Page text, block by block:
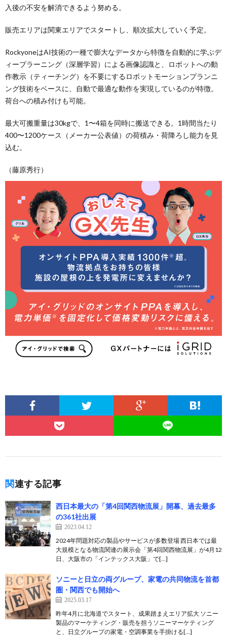
入後の不安を解消できるよう努める。
販売エリアは関東エリアでスタートし、順次拡大していく予定。
RockyoneはAI技術の一種で膨大なデータから特徴を自動的に学ぶデ
ィープラーニング（深層学習）による画像認識と、ロボットへの動
作教示（ティーチング）を不要にするロボットモーションプランニ
ング技術をベースに、自動で最適な動作を実現しているのが特徴。
荷台への積み付けも可能。
最大可搬重量は30kgで、1〜4箱を同時に搬送できる。1時間当たり
400〜1200ケース（メーカー公表値）の荷積み・荷降ろし能力を見
込む。
（藤原秀行）
関連する記事
西日本最大の「第4回関西物流展」開幕、過去最多
の361社出展
2023.04.12
2024年問題対応の製品やサービスが多数登場 西日本では最
大規模となる物流関連の展示会「第4回関西物流展」が4月12
日、大阪市の「インテックス大阪」で[…]
ソニーと日立の両グループ、家電の共同物流を首都
圏・関西でも開始へ
2025.03.17
昨年4月に北海道でスタート、成果踏まえエリア拡大 ソニー
製品のマーケティング・販売を担うソニーマーケティング
と、日立グループの家電・空調事業を手掛ける[…]